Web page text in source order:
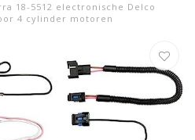
18-5512 electronische Delco
4 cylinder motoren